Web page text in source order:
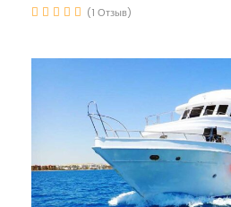
(1 Отзыв)